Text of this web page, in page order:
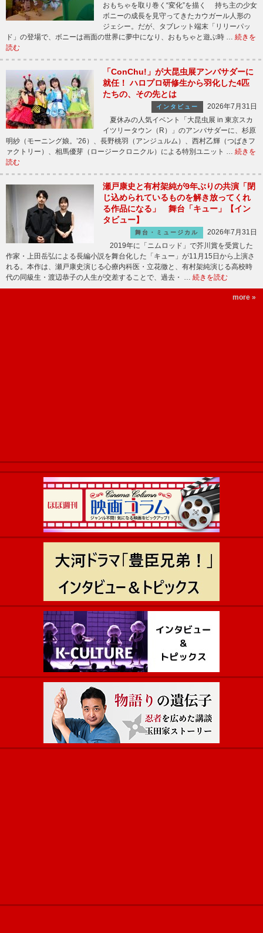
おもちゃを取り巻く“変化”を描く 持ち主の少女
ボニーの成長を見守ってきたカウガール人形の
ジェシー。だが、タブレット端末「リリーパッ
ド」の登場で、ボニーは画面の世界に夢中になり、おもちゃと遊ぶ時 … 続きを
読む
「ConChu!」が大昆虫展アンバサダーに
就任！ ハロプロ研修生から羽化した4匹
たちの、その先とは
インタビュー
2026年7月31日
夏休みの人気イベント「大昆虫展 in 東京スカ
イツリータウン（R）」のアンバサダーに、杉原
明紗（モーニング娘。’26）、長野桃羽（アンジュルム）、西村乙輝（つばきフ
ァクトリー）、相馬優芽（ロージークロニクル）による特別ユニット … 続きを
読む
瀬戸康史と有村架純が9年ぶりの共演「閉
じ込められているものを解き放ってくれ
る作品になる」 舞台「キュー」【イン
タビュー】
舞台・ミュージカル
2026年7月31日
2019年に「ニムロッド」で芥川賞を受賞した
作家・上田岳弘による長編小説を舞台化した「キュー」が11月15日から上演さ
れる。本作は、瀬戸康史演じる心療内科医・立花徹と、有村架純演じる高校時
代の同級生・渡辺恭子の人生が交差することで、過去・ … 続きを読む
more »